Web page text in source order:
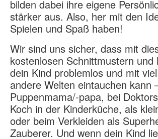
bilden dabei ihre eigene
stärker aus. Also, her mit den
Spielen und Spaß haben!
Wir sind uns sicher, dass mit
kostenlosen Schnittmustern und
dein Kind problemlos und mit
andere Welten eintauchen kann
Puppenmama/-papa, bei
Koch in der Kinderküche, als
oder beim Verkleiden als
Zauberer. Und wenn dein Kind